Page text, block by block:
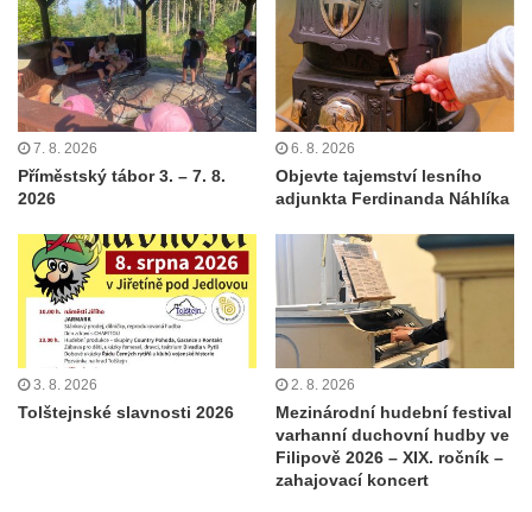
7. 8. 2026
Příměstský tábor 3. – 7. 8.
2026
6. 8. 2026
Objevte tajemství lesního
adjunkta Ferdinanda Náhlíka
3. 8. 2026
Tolštejnské slavnosti 2026
2. 8. 2026
Mezinárodní hudební festival
varhanní duchovní hudby ve
Filipově 2026 – XIX. ročník –
zahajovací koncert